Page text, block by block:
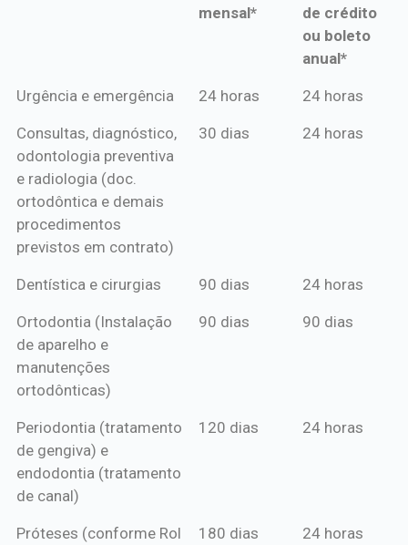
mensal*
de crédito
ou boleto
anual*
*Procedimentos Amil
*Pagamento
mensal*
*Pagamento
de crédito
Urgência e emergência 24 horas 24 horas
Consultas, diagnóstico,
odontologia preventiva
e radiologia (doc.
ortodôntica e demais
procedimentos
previstos em contrato)
30 dias 24 horas
Dentística e cirurgias 90 dias 24 horas
Ortodontia (Instalação
de aparelho e
manutenções
ortodônticas)
90 dias 90 dias
Periodontia (tratamento
de gengiva) e
endodontia (tratamento
de canal)
120 dias 24 horas
Próteses (conforme Rol
180 dias 24 horas